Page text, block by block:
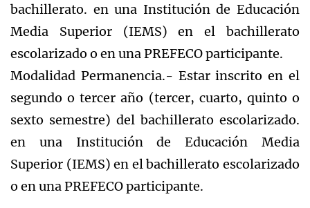
bachillerato. en una Institución de Educación
Media Superior (IEMS) en el bachillerato
escolarizado o en una PREFECO participante.
Modalidad Permanencia.- Estar inscrito en el
segundo o tercer año (tercer, cuarto, quinto o
sexto semestre) del bachillerato escolarizado.
en una Institución de Educación Media
Superior (IEMS) en el bachillerato escolarizado
o en una PREFECO participante.